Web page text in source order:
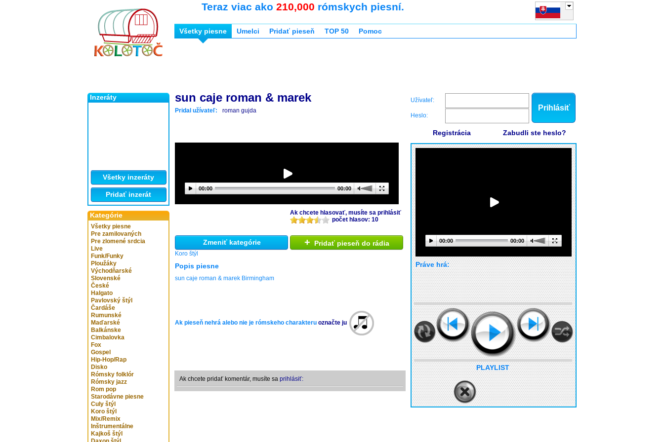
Inzeráty
Všetky inzeráty
Pridať inzerát
Kategórie
Všetky piesne
Pre zamilovaných
Pre zlomené srdcia
Live
Funk/Funky
Ploužáky
Východňarské
Slovenské
České
Halgato
Pavlovský štýl
Čardáše
Rumunské
Maďarské
Balkánske
Cimbalovka
Fox
Gospel
Hip-Hop/Rap
Disko
Rómsky folklór
Rómsky jazz
Rom pop
Starodávne piesne
Culy štýl
Koro štýl
Mix/Remix
Inštrumentálne
Kajkoš štýl
Teraz viac ako 210,000 rómskych piesní.
Všetky piesne Umelci Pridať pieseň TOP 50 Pomoc
sun caje roman & marek
Pridal užívateľ: roman gujda
00:00 00:00
Ak chcete hlasovať, musíte sa prihlásiť
počet hlasov: 10
Zmeniť kategórie
Koro štýl
+ Pridať pieseň do rádia
Popis piesne
sun caje roman & marek Birmingham
Ak pieseň nehrá alebo nie je rómskeho charakteru označte ju
Ak chcete pridať komentár, musíte sa prihlásiť:
Užívateľ:
Heslo:
Prihlásiť
Registrácia Zabudli ste heslo?
00:00 00:00
Práve hrá:
PLAYLIST